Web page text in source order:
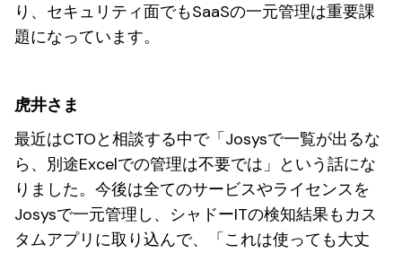
り、セキュリティ面でもSaaSの一元管理は重要課
題になっています。
虎井さま
最近はCTOと相談する中で「Josysで一覧が出るな
ら、別途Excelでの管理は不要では」という話にな
りました。今後は全てのサービスやライセンスを
Josysで一元管理し、シャドーITの検知結果もカス
タムアプリに取り込んで、「これは使っても大丈